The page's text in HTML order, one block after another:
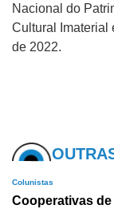
Nacional do
Cultural Imaterial
de 2022.
Colunistas
Cooperativas